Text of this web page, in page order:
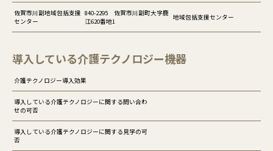
佐賀市川副地域包括支援
センター
840-2295 佐賀市川副町大字鹿
江620番地1
地域包括支援センター
導入している介護テクノロジー機器
介護テクノロジー導入効果
導入している介護テクノロジーに関する問い合わ
せの可否
導入している介護テクノロジーに関する見学の可
否